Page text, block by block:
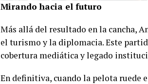
Mirando hacia el futuro
Más allá del resultado en la cancha,
el turismo y la diplomacia. Este
cobertura mediática y legado
En definitiva, cuando la pelota ruede